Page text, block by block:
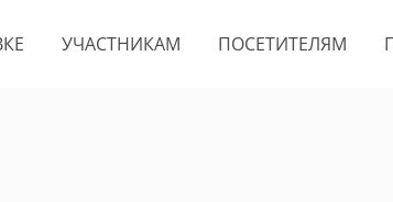
УЧАСТНИКАМ ПОСЕТИТЕЛЯМ